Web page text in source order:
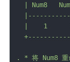
Num8
|    1
. * 将 Num8 重